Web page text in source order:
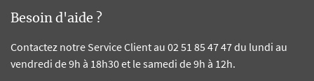
Besoin d'aide ?
Contactez notre Service Client au 02 51 85 47 47 du lundi au
vendredi de 9h à 18h30 et le samedi de 9h à 12h.